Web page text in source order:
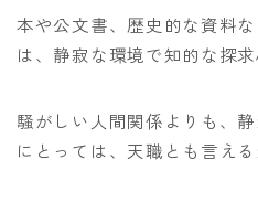
本や公文書、歴史的な資料
は、静寂な環境で知的な探
騒がしい人間関係よりも、
にとっては、天職とも言える